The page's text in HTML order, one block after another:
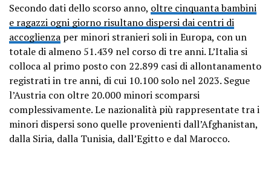
Secondo dati dello scorso anno, oltre cinquanta bambini
e ragazzi ogni giorno risultano dispersi dai centri di
accoglienza per minori stranieri soli in Europa, con un
totale di almeno 51.439 nel corso di tre anni. L’Italia si
colloca al primo posto con 22.899 casi di allontanamento
registrati in tre anni, di cui 10.100 solo nel 2023. Segue
l’Austria con oltre 20.000 minori scomparsi
complessivamente. Le nazionalità più rappresentate tra i
minori dispersi sono quelle provenienti dall’Afghanistan,
dalla Siria, dalla Tunisia, dall’Egitto e dal Marocco.